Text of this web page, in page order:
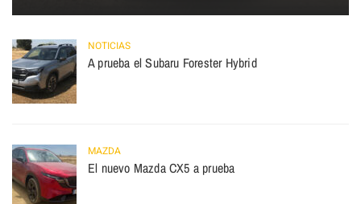
NOTICIAS
A prueba el Subaru Forester Hybrid
MAZDA
El nuevo Mazda CX5 a prueba